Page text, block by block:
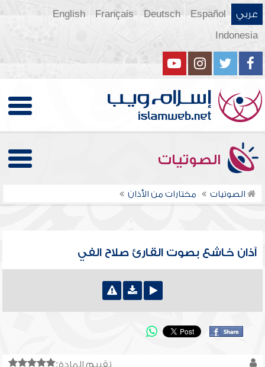
عربي Español
Deutsch
Français
English
Indonesia
الصوتيات
الصوتيات مختارات من الأذان
آذان خاشع بصوت القارئ صلاح الفي
تقييم المادة: